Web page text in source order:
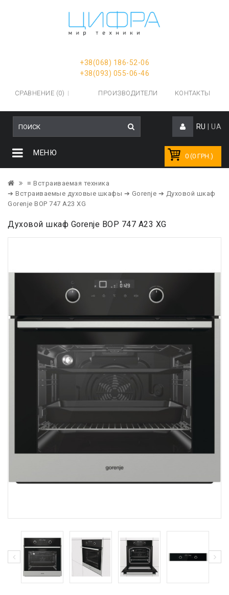
+38(068) 186-52-06
+38(093) 055-06-46
СРАВНЕНИЕ (0) ПРОИЗВОДИТЕЛИ КОНТАКТЫ
RU UA
0 (0 ГРН.)
МЕНЮ
≡ Встраиваемая техника
➔ Встраиваемые духовые шкафы ➔ Gorenje ➔ Духовой шкаф
Gorenje BOP 747 A23 XG
Духовой шкаф Gorenje BOP 747 A23 XG